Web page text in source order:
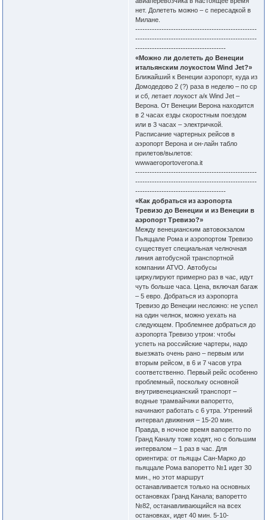
нет. Долететь можно – с пересадкой в
Милане.
---------------------------------------------------
---------------------------------------------------
--------------------------------------
«Можно ли долететь до Венеции
итальянским лоукостом Wind Jet?»
Ближайший к Венеции аэропорт, куда из
Домодедово 2 (?) раза в неделю – по ср
и сб, летает лоукост а/к Wind Jet –
Верона. От Венеции Верона находится
в 2 часах езды скоростным поездом
или в 3 часах – электричкой.
Расписание чартерных рейсов в
аэропорт Верона и он-лайн табло
прилетов/вылетов:
wwwaeroportoverona.it
---------------------------------------------------
---------------------------------------------------
--------------------------------------
«Как добраться из аэропорта
Тревизо до Венеции и из Венеции в
аэропорт Тревизо?»
Между венецианским автовокзалом
Пьяццале Рома и аэропортом Тревизо
существует специальная челночная
линия автобусной транспортной
компании ATVO. Автобусы
циркулируют примерно раз в час, идут
чуть больше часа. Цена, включая багаж
– 5 евро. Добраться из аэропорта
Тревизо до Венеции несложно: не успел
на один челнок, можно уехать на
следующем. Проблемнее добраться до
аэропорта Тревизо утром: чтобы
успеть на российские чартеры, надо
выезжать очень рано – первым или
вторым рейсом, в 6 и 7 часов утра
соответственно. Первый рейс особенно
проблемный, поскольку основной
внутривенецианский транспорт –
водные трамвайчики вапоретто,
начинают работать с 6 утра. Утренний
интервал движения – 15-20 мин.
Правда, в ночное время вапоретто по
Гранд Каналу тоже ходят, но с большим
интервалом – 1 раз в час. Для
ориентира: от пьяццы Сан-Марко до
пьяццале Рома вапоретто №1 идет 30
мин., но этот маршрут
останавливается только на основных
остановках Гранд Канала; вапоретто
№82, останавливающийся на всех
остановках, идет 40 мин. 5-10-